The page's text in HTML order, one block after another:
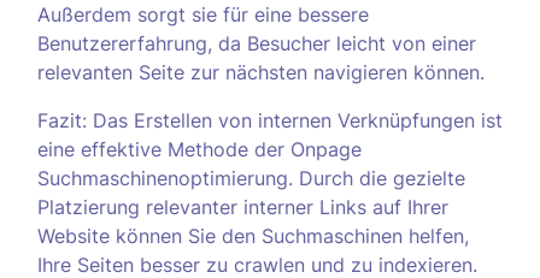
Außerdem sorgt sie für eine bessere
Benutzererfahrung, da Besucher leicht von einer
relevanten Seite zur nächsten navigieren können.
Fazit: Das Erstellen von internen Verknüpfungen ist
eine effektive Methode der Onpage
Suchmaschinenoptimierung. Durch die gezielte
Platzierung relevanter interner Links auf Ihrer
Website können Sie den Suchmaschinen helfen,
Ihre Seiten besser zu crawlen und zu indexieren.